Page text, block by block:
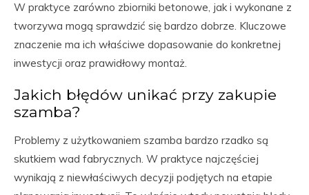
W praktyce zarówno zbiorniki betonowe, jak i wykonane z
tworzywa mogą sprawdzić się bardzo dobrze. Kluczowe
znaczenie ma ich właściwe dopasowanie do konkretnej
inwestycji oraz prawidłowy montaż.
Jakich błędów unikać przy zakupie
szamba?
Problemy z użytkowaniem szamba bardzo rzadko są
skutkiem wad fabrycznych. W praktyce najczęściej
wynikają z niewłaściwych decyzji podjętych na etapie